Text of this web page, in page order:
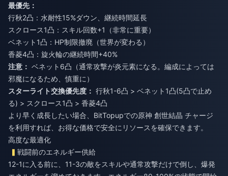
最優先：
行秋2凸：水耐性15%ダウン、継続時間延長
スクロース1凸：スキル回数+1（非常に重要）
ベネット1凸：HP制限撤廃（世界が変わる）
香菱4凸：旋火輪の継続時間+40%
注意： ベネット6凸（通常攻撃が炎元素になる。編成によっては
邪魔になるため、慎重に）
スターライト交換優先度： 行秋1-6凸 > ベネット1凸(5凸で止め
る) > スクロース1凸 > 香菱4凸
より早く成長したい場合、BitTopupでの原神 創世結晶 チャージ
を利用すれば、お得な価格で安全にリソースを確保できます。
高度な最適化
戦闘前のエネルギー供給
12-1に入る前に、11-3の敵をスキルや通常攻撃だけで倒し、爆発